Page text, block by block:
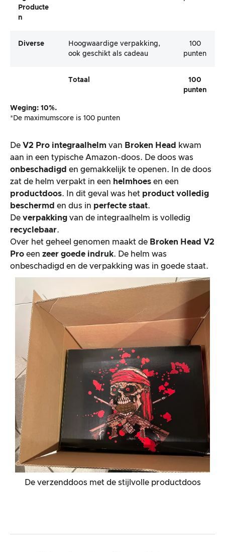
Producte
N
Diverse
Hoogwaardige verpakking,
ook geschikt als cadeau
100
punten
Totaal
100
punten
Weging: 10%.
*De maximumscore is 100 punten
De verzenddoos met de stijlvolle productdoos
De V2 Pro integraalhelm van Broken Head kwam
aan in een typische Amazon-doos. De doos was
onbeschadigd en gemakkelijk te openen. In de doos
zat de helm verpakt in een helmhoes en een
productdoos. In dit geval was het product volledig
beschermd en dus in perfecte staat.
De verpakking van de integraalhelm is volledig
recyclebaar.
Over het geheel genomen maakt de Broken Head V2
Pro een zeer goede indruk. De helm was
onbeschadigd en de verpakking was in goede staat.